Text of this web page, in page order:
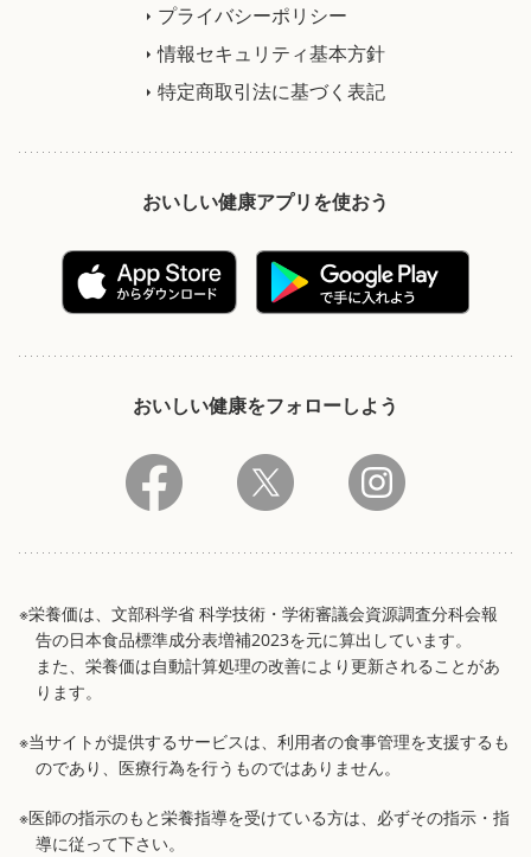
プライバシーポリシー
情報セキュリティ基本方針
特定商取引法に基づく表記
おいしい健康アプリを使おう
おいしい健康をフォローしよう
※栄養価は、文部科学省 科学技術・学術審議会資源調査分科会報
告の日本食品標準成分表増補2023を元に算出しています。
また、栄養価は自動計算処理の改善により更新されることがあ
ります。
※当サイトが提供するサービスは、利用者の食事管理を支援するも
のであり、医療行為を行うものではありません。
※医師の指示のもと栄養指導を受けている方は、必ずその指示・指
導に従って下さい。